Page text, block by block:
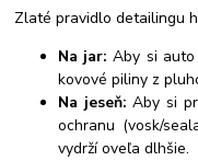
Zlaté pravidlo detailingu
Na jar: Aby si auto
kovové piliny z
Na jeseň: Aby si
ochranu (vosk/
vydrží oveľa dlhšie.